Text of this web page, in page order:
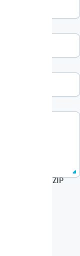
JPG vagy ZIP
termékeiről,
keresztül.
a hozzájárulások